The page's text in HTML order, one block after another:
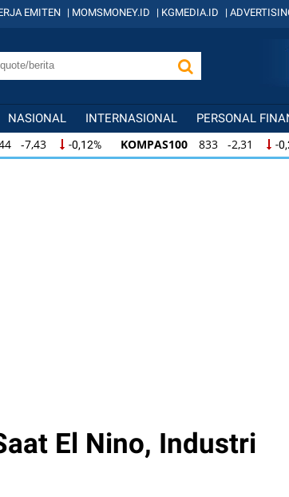
EMITEN | MOMSMONEY.ID | KGMEDIA.ID |
NASIONAL INTERNASIONAL PERSONAL
-7,43 -0,12% KOMPAS100 833 -2,31 -
-7,43 -0,12% KOMPAS100 833 -2,31 -
El Nino, Industri